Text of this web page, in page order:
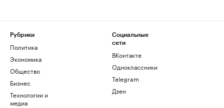
Рубрики
Политика
Экономика
Общество
Бизнес
Технологии и
медиа
Социальные
сети
ВКонтакте
Одноклассники
Telegram
Дзен